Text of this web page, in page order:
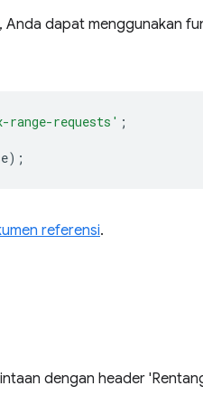
Anda dapat menggunakan
range-requests' ;
);
referensi.
dengan header